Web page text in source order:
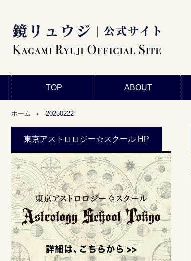
TOP ABOUT
ホーム 20250222
東京アストロロジー☆スクール HP